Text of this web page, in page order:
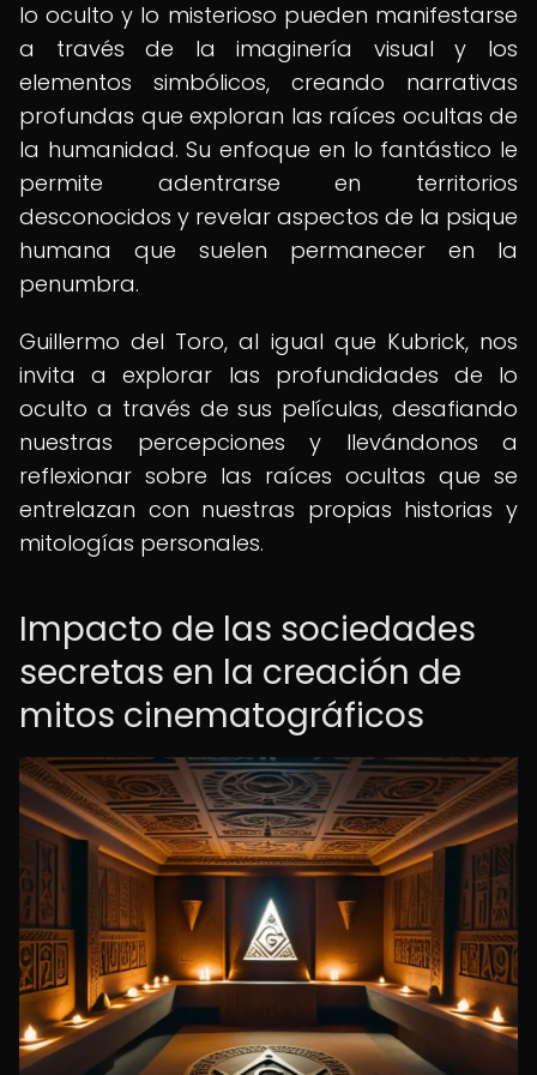
lo oculto y lo misterioso pueden manifestarse
a través de la imaginería visual y los
elementos simbólicos, creando narrativas
profundas que exploran las raíces ocultas de
la humanidad. Su enfoque en lo fantástico le
permite adentrarse en territorios
desconocidos y revelar aspectos de la psique
humana que suelen permanecer en la
penumbra.
Guillermo del Toro, al igual que Kubrick, nos
invita a explorar las profundidades de lo
oculto a través de sus películas, desafiando
nuestras percepciones y llevándonos a
reflexionar sobre las raíces ocultas que se
entrelazan con nuestras propias historias y
mitologías personales.
Impacto de las sociedades
secretas en la creación de
mitos cinematográficos